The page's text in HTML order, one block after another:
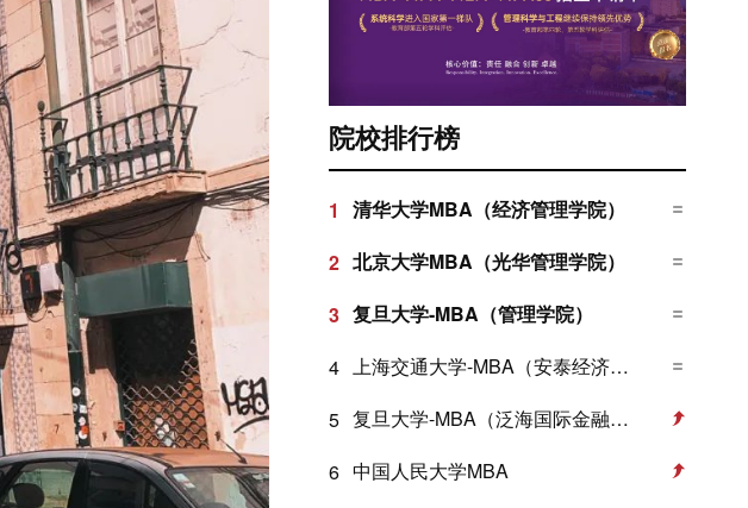
院校排行榜
1
清华大学MBA（经济管理学院）
2 北京大学MBA（光华管理学院）
3 复旦大学-MBA（管理学院）
4
上海交通大学-MBA（安泰经济与管理学院）
5
复旦大学-MBA（泛海国际金融学院）
6 中国人民大学MBA